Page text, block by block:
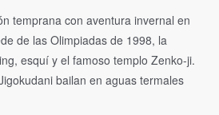
temprana con aventura invernal en
de las Olimpiadas de 1998, la
esquí y el famoso templo Zenko-ji.
bailan en aguas termales